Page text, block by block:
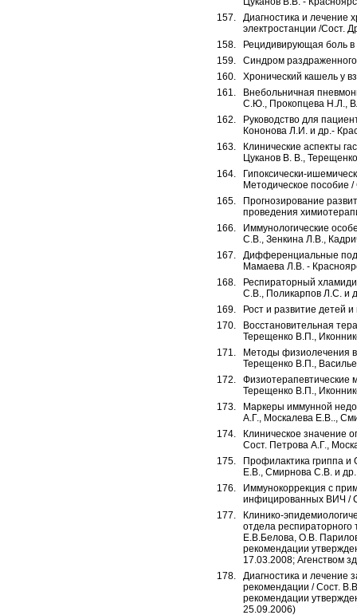
Диагностика и лечение
электростанции /Сост.
Рецидивирующая боль в
Синдром
Хронический кашель у
Внебольничная
С.Ю., Прокопцева Н.Л.,
Руководство для
Кононова Л.И. и др.-
Клинические аспекты
Цуканов В. В.,
Гипоксически-
Методическое пособие
Прогнозирование
проведения
Иммунологические
С.В., Зенкина Л.В.,
Дифференциальные
Мамаева Л.В. -
Респираторный
С.В., Поликарпов Л.С. и
Рост и развитие детей
Восстановительная
Терещенко В.П.,
Методы физиолечения
Терещенко В.П.,
Физиотерапевтические
Терещенко В.П.,
Маркеры иммунной
А.Г., Москалева Е.В..,
Клиническое значение
Сост. Петрова А.Г.,
Профилактика гриппа
Е.В., Смирнова С.В. и др.
Иммунокоррекция с
инфицированных ВИЧ /
Клинико-
отдела респираторного
Е.В.Белова, О.В.
рекомендации
17.03.2008; Агенством
Диагностика и лечение
рекомендации / Сост.
рекомендации
25.09.2006)